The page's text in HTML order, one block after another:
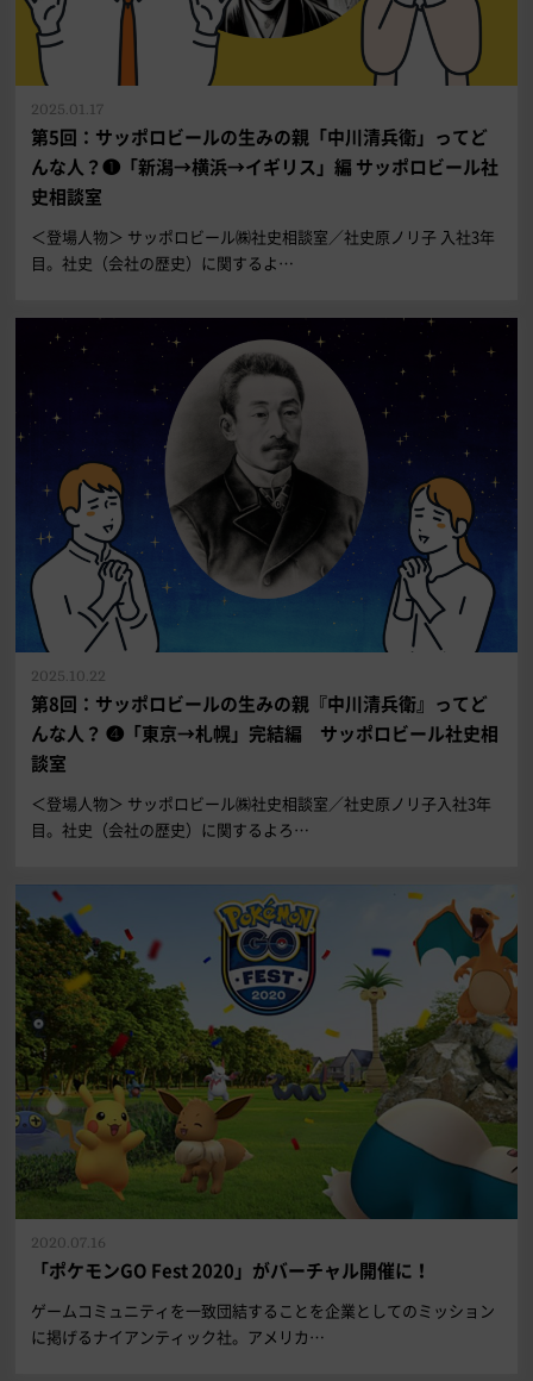
第5回：サッポロビールの生みの親「中川清兵衛」ってど
んな人？❶「新潟→横浜→イギリス」編 サッポロビール社
史相談室
2025.01.17
＜登場人物＞ サッポロビール㈱社史相談室／社史原ノリ子 入社3年
目。社史（会社の歴史）に関するよ…
第8回：サッポロビールの生みの親『中川清兵衛』ってど
んな人？ ❹「東京→札幌」完結編 サッポロビール社史相
談室
2025.10.22
＜登場人物＞ サッポロビール㈱社史相談室／社史原ノリ子入社3年
目。社史（会社の歴史）に関するよろ…
「ポケモンGO Fest 2020」がバーチャル開催に！
2020.07.16
ゲームコミュニティを一致団結することを企業としてのミッション
に掲げるナイアンティック社。アメリカ…